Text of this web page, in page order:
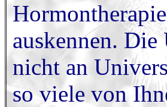
auskennen. Die
nicht an
so viele von